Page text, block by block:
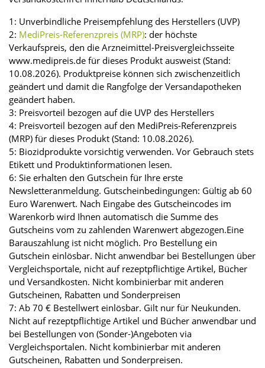
1: Unverbindliche Preisempfehlung des Herstellers (UVP)
2: MediPreis-Referenzpreis (MRP): der höchste
Verkaufspreis, den die Arzneimittel-Preisvergleichsseite
www.medipreis.de für dieses Produkt ausweist (Stand:
10.08.2026). Produktpreise können sich zwischenzeitlich
geändert und damit die Rangfolge der Versandapotheken
geändert haben.
3: Preisvorteil bezogen auf die UVP des Herstellers
4: Preisvorteil bezogen auf den MediPreis-Referenzpreis
(MRP) für dieses Produkt (Stand: 10.08.2026).
5: Biozidprodukte vorsichtig verwenden. Vor Gebrauch stets
Etikett und Produktinformationen lesen.
6: Sie erhalten den Gutschein für Ihre erste
Newsletteranmeldung. Gutscheinbedingungen: Gültig ab 60
Euro Warenwert. Nach Eingabe des Gutscheincodes im
Warenkorb wird Ihnen automatisch die Summe des
Gutscheins vom zu zahlenden Warenwert abgezogen.Eine
Barauszahlung ist nicht möglich. Pro Bestellung ein
Gutschein einlösbar. Nicht anwendbar bei Bestellungen über
Vergleichsportale, nicht auf rezeptpflichtige Artikel, Bücher
und Versandkosten. Nicht kombinierbar mit anderen
Gutscheinen, Rabatten und Sonderpreisen
7: Ab 70 € Bestellwert einlösbar. Gilt nur für Neukunden.
Nicht auf rezeptpflichtige Artikel und Bücher anwendbar und
bei Bestellungen von (Sonder-)Angeboten via
Vergleichsportalen. Nicht kombinierbar mit anderen
Gutscheinen, Rabatten und Sonderpreisen.